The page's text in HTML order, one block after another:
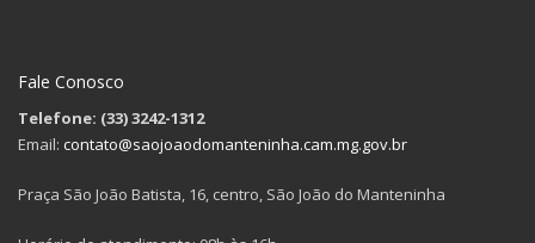
Fale Conosco
Telefone: (33) 3242-1312
Email: contato@saojoaodomanteninha.cam.mg.gov.br
Praça São João Batista, 16, centro, São João do Manteninha